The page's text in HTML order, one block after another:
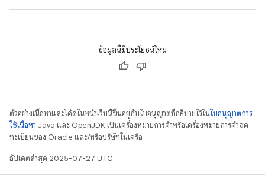
ข้อมูลนี้มีประโยชน์ไหม
ตัวอย่างเนื้อหาและโค้ดในหน้าเว็บนี้ขึ้นอยู่กับใบอนุญาตที่อธิบายไว้ในใบอนุญาตการ
ใช้เนื้อหา Java และ OpenJDK เป็นเครื่องหมายการค้าหรือเครื่องหมายการค้าจด
ทะเบียนของ Oracle และ/หรือบริษัทในเครือ
อัปเดตล่าสุด 2025-07-27 UTC